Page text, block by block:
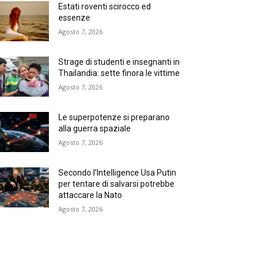
Estati roventi scirocco ed
essenze
Agosto 7, 2026
Strage di studenti e insegnanti in
Thailandia: sette finora le vittime
Agosto 7, 2026
Le superpotenze si preparano
alla guerra spaziale
Agosto 7, 2026
Secondo l’Intelligence Usa Putin
per tentare di salvarsi potrebbe
attaccare la Nato
Agosto 7, 2026